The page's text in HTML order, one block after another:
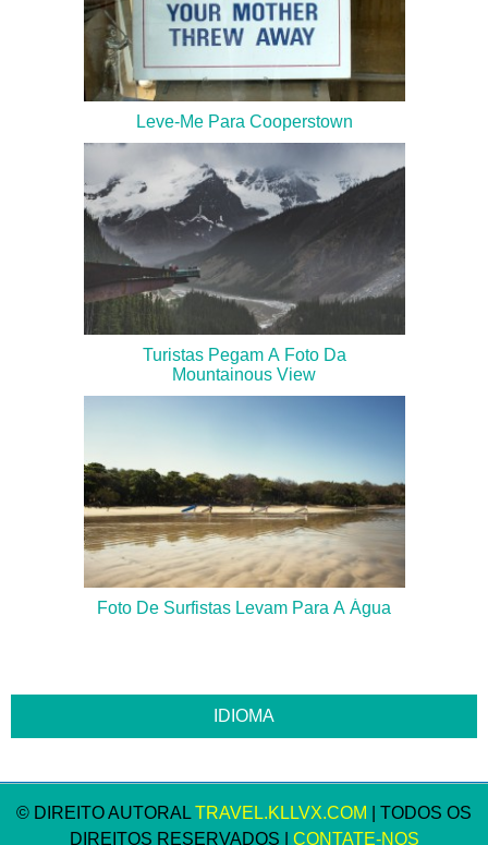
Leve-Me Para Cooperstown
Turistas Pegam A Foto Da
Mountainous View
Foto De Surfistas Levam Para A Água
© DIREITO AUTORAL TRAVEL.KLLVX.COM
| TODOS OS
DIREITOS RESERVADOS | CONTATE-NOS